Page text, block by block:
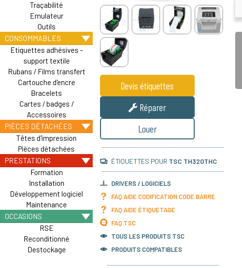
Traçabilité
Emulateur
Outils
CONSOMMABLES
Etiquettes adhésives -
support textile
Rubans / Films transfert
Cartouche d'encre
Bracelets
Cartes / badges /
Accessoires
PIÈCES DÉTACHÉES
Têtes d'impression
Pièces détachées
PRESTATIONS
Formation
Installation
Développement logiciel
Maintenance
OCCASIONS
RSE
Reconditionné
Destockage
Devis étiquettes
Réparer
Louer
ÉTIQUETTES POUR TSC TH320THC
DRIVERS / LOGICIELS
FAQ AIDE CODIFICATION CODE BARRE
FAQ AIDE ÉTIQUETAGE
FAQ TSC
TOUS LES PRODUITS TSC
PRODUITS COMPATIBLES